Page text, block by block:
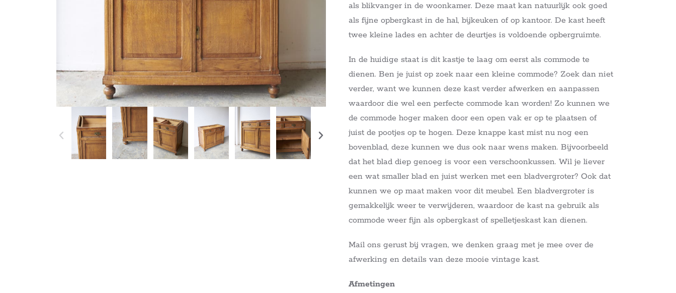
als blikvanger in de woonkamer. Deze maat kan natuurlijk ook goed
als fijne opbergkast in de hal, bijkeuken of op kantoor. De kast heeft
twee kleine lades en achter de deurtjes is voldoende opbergruimte.
In de huidige staat is dit kastje te laag om eerst als commode te
dienen. Ben je juist op zoek naar een kleine commode? Zoek dan niet
verder, want we kunnen deze kast verder afwerken en aanpassen
waardoor die wel een perfecte commode kan worden! Zo kunnen we
de commode hoger maken door een open vak er op te plaatsen of
juist de pootjes op te hogen. Deze knappe kast mist nu nog een
bovenblad, deze kunnen we dus ook naar wens maken. Bijvoorbeeld
dat het blad diep genoeg is voor een verschoonkussen. Wil je liever
een wat smaller blad en juist werken met een bladvergroter? Ook dat
kunnen we op maat maken voor dit meubel. Een bladvergroter is
gemakkelijk weer te verwijderen, waardoor de kast na gebruik als
commode weer fijn als opbergkast of spelletjeskast kan dienen.
Mail ons gerust bij vragen, we denken graag met je mee over de
afwerking en details van deze mooie vintage kast.
Afmetingen